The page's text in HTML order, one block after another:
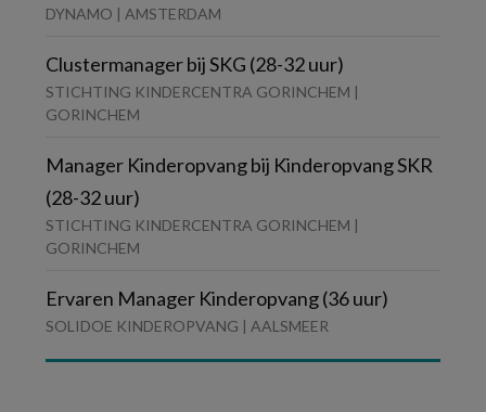
DYNAMO | AMSTERDAM
Clustermanager bij SKG (28-32 uur)
STICHTING KINDERCENTRA GORINCHEM |
GORINCHEM
Manager Kinderopvang bij Kinderopvang SKR
(28-32 uur)
STICHTING KINDERCENTRA GORINCHEM |
GORINCHEM
Ervaren Manager Kinderopvang (36 uur)
SOLIDOE KINDEROPVANG | AALSMEER